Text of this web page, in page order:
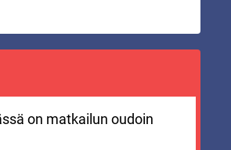
on matkailun oudoin